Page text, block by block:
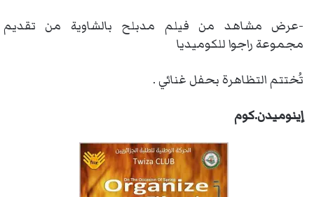
-عرض مشاهد من فيلم مدبلح بالشاوية من تقديم
مجموعة راجوا للكوميديا
تُختتم التظاهرة بحفل غنائي .
إينوميدن.كوم